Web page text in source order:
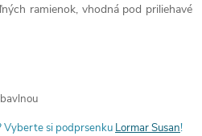
ramienok, vhodná pod priliehavé
Vyberte si podprsenku Lormar Susan!